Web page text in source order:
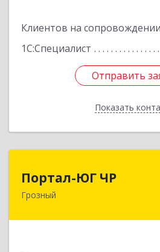
Клиентов на сопровождении
1С:Специалист
Отправить
Показать
Отправить
Назад
Портал-ЮГ ЧР
Грозный
364906, Чеченская Респ,